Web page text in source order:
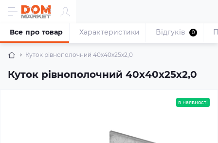
Куток рівнополочний 40х40х25х2,0
Куток рівнополочний 40х40х25х2,0
Все про товар Характеристики Відгуків 0
в наявності